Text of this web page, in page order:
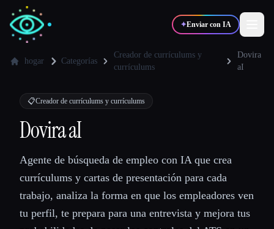
✦Enviar con IA
💻Desarrolladores
🎓Estudiantes 🎬Creadores
hogar Categorías
Creador de currículums y
currículums
Dovira
aI
📋Creador de currículums y currículums
Dovira aI
Agente de búsqueda de empleo con IA que crea
currículums y cartas de presentación para cada
trabajo, analiza la forma en que los empleadores ven
tu perfil, te prepara para una entrevista y mejora tus